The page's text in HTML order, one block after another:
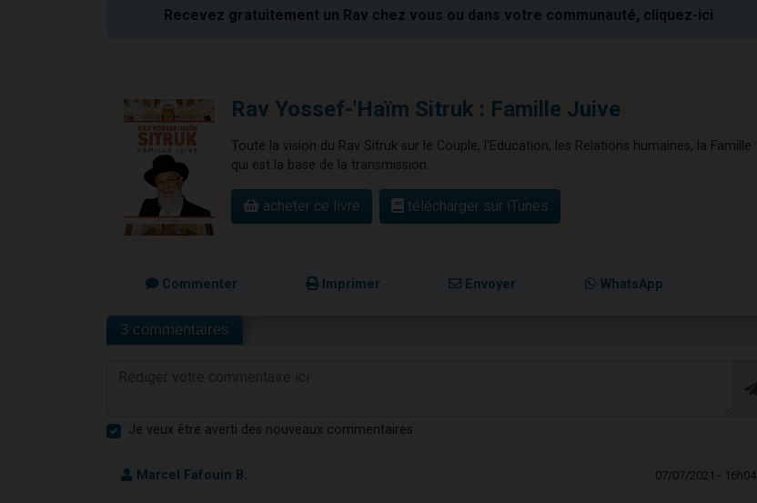
Recevez gratuitement un Rav chez vous ou dans votre communauté, cliquez-ici
Rav Yossef-'Haïm Sitruk : Famille Juive
Toute la vision du Rav Sitruk sur le Couple, l'Education, les Relations humaines, la Famille
qui est la base de la transmission.
acheter ce livre télécharger sur iTunes
Commenter Imprimer Envoyer WhatsApp
3 commentaires
Je veux être averti des nouveaux commentaires
Marcel Fafouin B. 07/07/2021 - 16h04